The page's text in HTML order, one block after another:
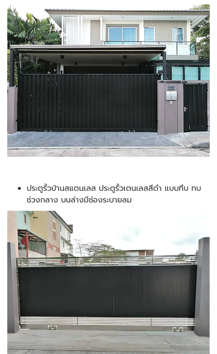
ประตูรั้วบ้านสแตนเลส ประตูรั้วเตนเลสสีดำ แบบทึบ ทบ
ช่วงกลาง บนล่างมีช่องระบายลม